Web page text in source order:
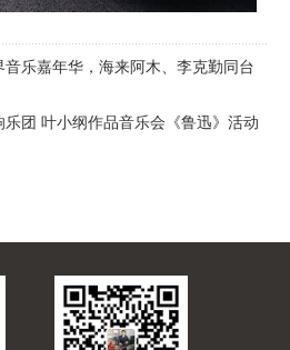
乐嘉年华，海来阿木、李克勤同台
团 叶小纲作品音乐会《鲁迅》活动